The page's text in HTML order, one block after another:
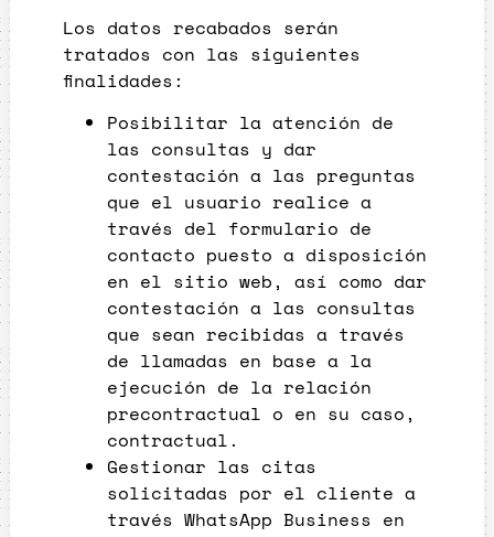
Los datos recabados serán
tratados con las siguientes
finalidades:
Posibilitar la atención de
las consultas y dar
contestación a las preguntas
que el usuario realice a
través del formulario de
contacto puesto a disposición
en el sitio web, así como dar
contestación a las consultas
que sean recibidas a través
de llamadas en base a la
ejecución de la relación
precontractual o en su caso,
contractual.
Gestionar las citas
solicitadas por el cliente a
través WhatsApp Business en